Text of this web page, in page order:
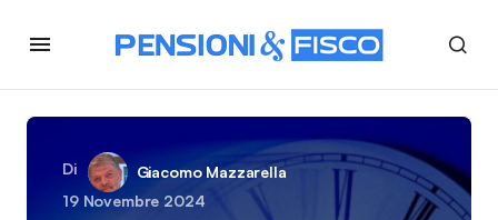
Di
Giacomo Mazzarella
19 Novembre 2024